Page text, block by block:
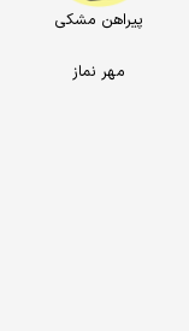
پیراهن مشکی
مهر نماز